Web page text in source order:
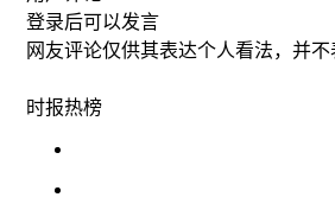
登录后可以发言
网友评论仅供其表达个人看法，并
时报热榜